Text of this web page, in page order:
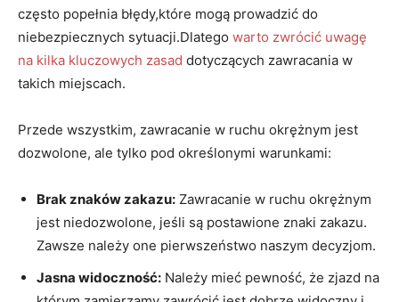
często popełnia błędy,które mogą prowadzić do
niebezpiecznych sytuacji.Dlatego warto zwrócić uwagę
na kilka kluczowych zasad dotyczących zawracania w
takich miejscach.
Przede wszystkim, zawracanie w ruchu okrężnym jest
dozwolone, ale tylko pod określonymi warunkami:
Brak znaków zakazu: Zawracanie w ruchu okrężnym
jest niedozwolone, jeśli są postawione znaki zakazu.
Zawsze należy one pierwszeństwo naszym decyzjom.
Jasna widoczność: Należy mieć pewność, że zjazd na